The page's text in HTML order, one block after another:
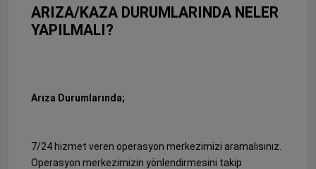
ARIZA/KAZA DURUMLARINDA NELER
YAPILMALI?
Arıza Durumlarında;
7/24 hizmet veren operasyon merkezimizi aramalısınız.
Operasyon merkezimizin yönlendirmesini takip